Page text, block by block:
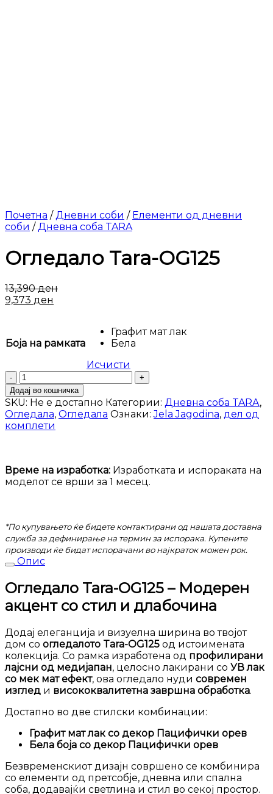
Почетна / Дневни соби / Елементи од дневни
соби / Дневна соба TARA
Огледало Tara-OG125
13,390ден
9,373 ден
Боја на рамката
Графит мат лак
Бела
Исчисти
Огледало
Tara-
OG125
количина
Додај во кошничка
SKU: Не е достапно Категории: Дневна соба TARA,
Огледала, Огледала Ознаки:Jela Jagodina, дел од
комплети
Време на изработка: Изработката и испораката на
моделот се врши за 1 месец.
*По купувањето ќе бидете контактирани од нашата доставна
служба за дефинирање на термин за испорака. Купените
производи ќе бидат испорачани во најкраток можен рок.
Опис
Огледало Tara-OG125 – Модерен
акцент со стил и длабочина
Додај елеганција и визуелна ширина во твојот
дом со огледалото Tara-OG125 од истоимената
колекција. Со рамка изработена од профилирани
лајсни од медијапан, целосно лакирани со УВ лак
со мек мат ефект, ова огледало нуди современ
изглед и висококвалитетна завршна обработка.
Достапно во две стилски комбинации:
Графит мат лак со декор Пацифички орев
Бела боја со декор Пацифички орев
Безвременскиот дизајн совршено се комбинира
со елементи од претсобје, дневна или спална
соба, додавајќи светлина и стил во секој простор.